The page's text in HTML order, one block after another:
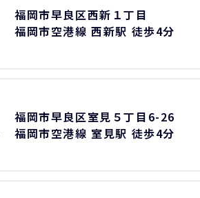
福岡市早良区西新１丁目
福岡市空港線 西新駅 徒歩4分
福岡市早良区室見５丁目6-26
福岡市空港線 室見駅 徒歩4分